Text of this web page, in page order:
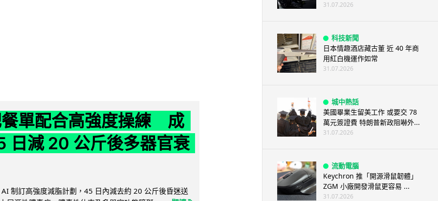
單配合高強度操練 成
日減 20 公斤後多器官衰
制訂高強度減脂計劃，45 日內減去約 20 公斤後昏迷送
31.07.2026
科技新聞
日本情趣酒店藏古董 近 40 年商
用紅白機運作如常
31.07.2026
城中熱話
美國畢業生留美工作 或要交 78
萬元簽證費 特朗普新政阻嚇外...
31.07.2026
流動電腦
Keychron 推「開源滑鼠韌體」
ZGM 小廠開發滑鼠更容易 ...
31.07.2026